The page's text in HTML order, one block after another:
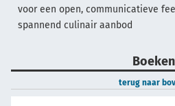
voor een open, communicatieve
spannend culinair aanbod
Boeken
terug naar